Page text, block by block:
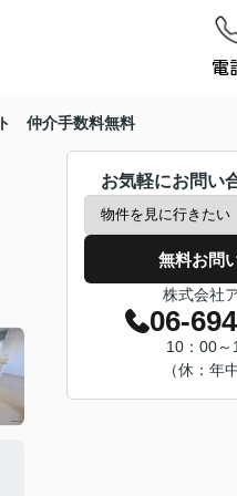
電
仲介手数料無料
お気軽にお問い
無料お問
株式会社
06-
10：00～
（休：年